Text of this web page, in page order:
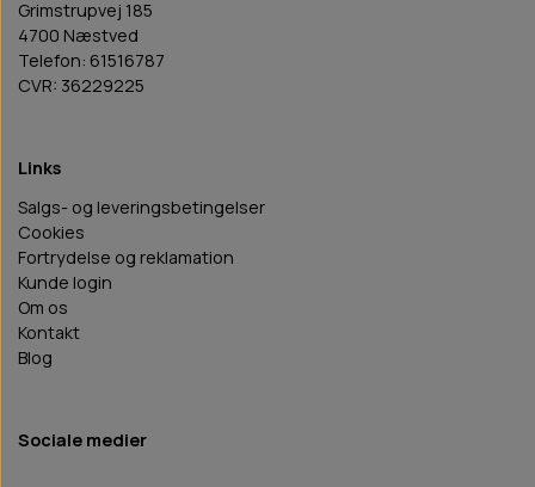
Grimstrupvej 185
4700 Næstved
Telefon: 61516787
CVR: 36229225
Links
Salgs- og leveringsbetingelser
Cookies
Fortrydelse og reklamation
Kunde login
Om os
Kontakt
Blog
Sociale medier